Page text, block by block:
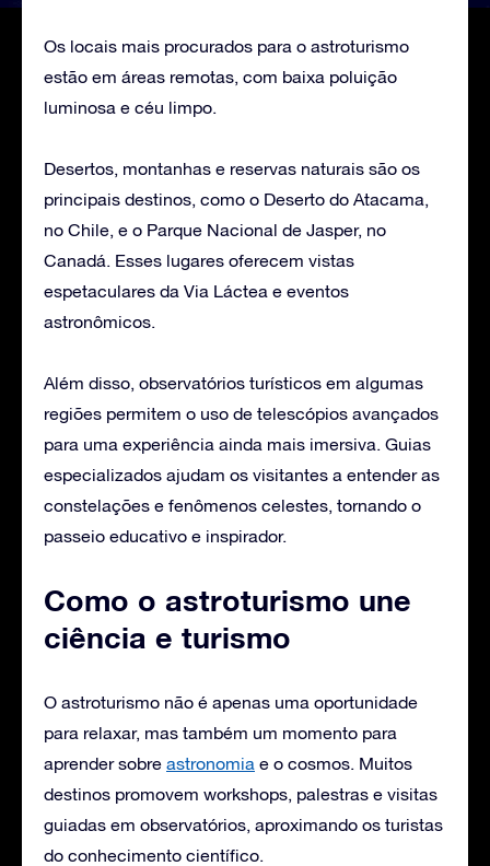
Os locais mais procurados para o astroturismo
estão em áreas remotas, com baixa poluição
luminosa e céu limpo.
Desertos, montanhas e reservas naturais são os
principais destinos, como o Deserto do Atacama,
no Chile, e o Parque Nacional de Jasper, no
Canadá. Esses lugares oferecem vistas
espetaculares da Via Láctea e eventos
astronômicos.
Além disso, observatórios turísticos em algumas
regiões permitem o uso de telescópios avançados
para uma experiência ainda mais imersiva. Guias
especializados ajudam os visitantes a entender as
constelações e fenômenos celestes, tornando o
passeio educativo e inspirador.
Como o astroturismo une
ciência e turismo
O astroturismo não é apenas uma oportunidade
para relaxar, mas também um momento para
aprender sobre astronomia e o cosmos. Muitos
destinos promovem workshops, palestras e visitas
guiadas em observatórios, aproximando os turistas
do conhecimento científico.